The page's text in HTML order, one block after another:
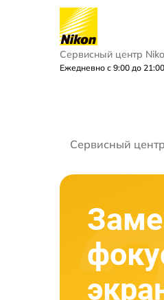
Сервисный центр
Ежедневно с 9:00 до 21:00
Сервисный